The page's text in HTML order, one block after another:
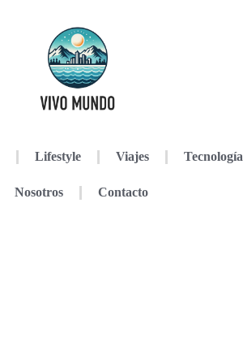
Lifestyle Viajes Tecnología
Nosotros Contacto